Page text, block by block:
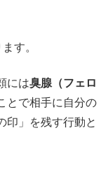
す。
には臭腺（フェロ
とで相手に自分の
」を残す行動と